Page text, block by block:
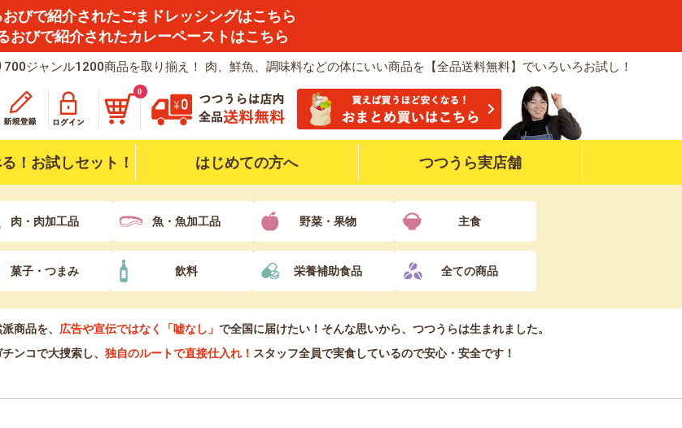
びで紹介されたごまドレッシングはこちら
おびで紹介されたカレーペーストはこちら
ジャンル1200商品を取り揃え！ 肉、鮮魚、調味料などの体にいい商品を【全品送料無料】でいろいろお試し！
0
！お試しセット！ はじめての方へ つつうら実店舗
肉・肉加工品 魚・魚加工品 野菜・果物 主食
菓子・つまみ 飲料 栄養補助食品 全ての商品
商品を、 広告や宣伝ではなく「嘘なし」 で全国に届けたい！そんな思いから、つつうらは生まれました。
ンコで大捜索し、 独自のルートで直接仕入れ！ スタッフ全員で実食しているので安心・安全です！